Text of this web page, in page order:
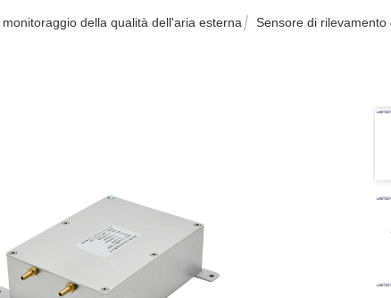
della qualità dell'aria esterna Sensore di